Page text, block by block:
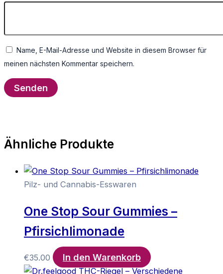
Name, E-Mail-Adresse und Website in diesem Browser für
meinen nächsten Kommentar speichern.
Ähnliche Produkte
Pilz- und Cannabis-Esswaren
One Stop Sour Gummies –
Pfirsichlimonade
€35.00 In den Warenkorb